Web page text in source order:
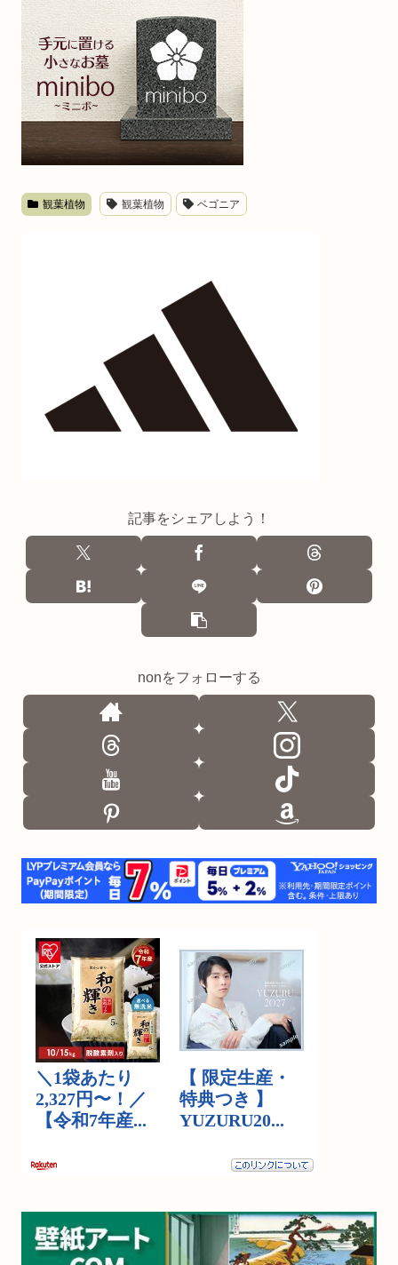
観葉植物 観葉植物 ベゴニア
記事をシェアしよう！
nonをフォローする